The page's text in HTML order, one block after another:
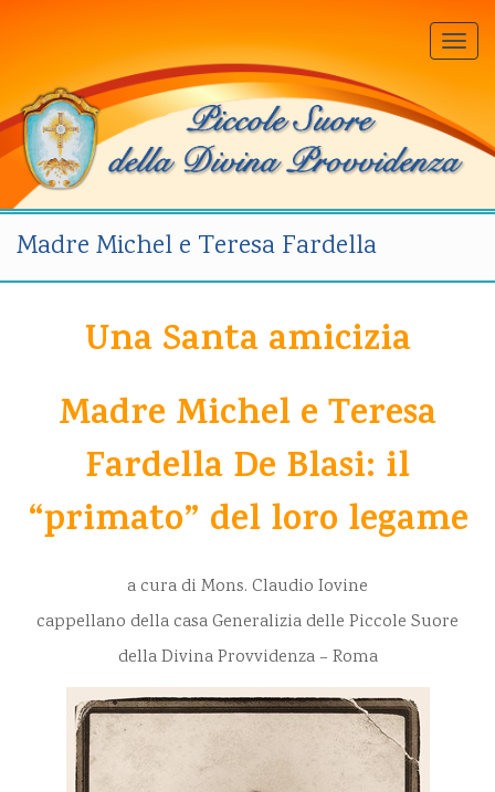
Madre Michel e Teresa Fardella
Una Santa amicizia
Madre Michel e Teresa
Fardella De Blasi: il
“primato” del loro legame
a cura di Mons. Claudio Iovine
cappellano della casa Generalizia delle Piccole Suore
della Divina Provvidenza – Roma